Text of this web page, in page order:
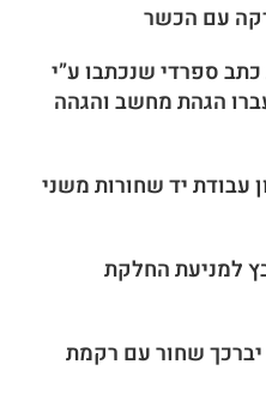
עם הכשר
ספרדי שנכתבו ע”י
הגהת מחשב והגהה
עבודת יד שחורות משני
למניעת החלקת
יברכך שחור עם רקמת